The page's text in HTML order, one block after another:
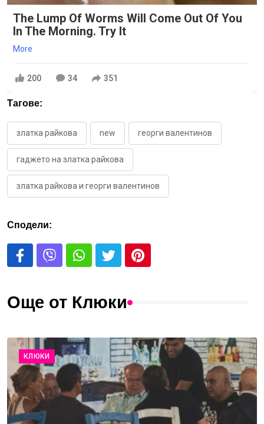
The Lump Of Worms Will Come Out Of You
In The Morning. Try It
More
200 34 351
Тагове:
златка райкова new георги валентинов
гаджето на златка райкова
златка райкова и георги валентинов
Сподели:
Още от Клюки
КЛЮКИ